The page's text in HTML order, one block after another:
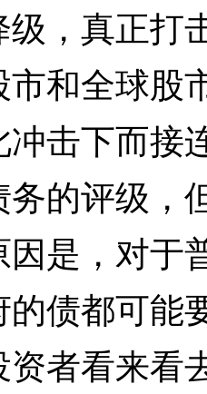
，真正打
和全球股
冲击下而接
的评级，
是，对于
债都可能
者看来看